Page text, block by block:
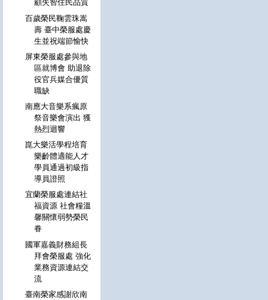
顧失智住民品質
百歲榮民鞠雲珠嵩
壽 臺中榮服處慶
生並祝端節愉快
屏東榮服處參與地
區就博會 助退除
役官兵媒合優質
職缺
南應大音樂系瘋原
祭音樂會演出 獲
熱烈迴響
崑大樂活學程培育
樂齡體適能人才
學員通過初級指
導員證照
宜蘭榮服處連結社
福資源 社會糧溫
馨關懷弱勢榮民
眷
國軍嘉義財務組長
拜會榮服處 強化
業務資源連結交
流
臺南榮家感謝欣南